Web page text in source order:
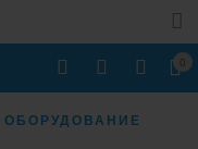
ОБОРУДОВАНИЕ